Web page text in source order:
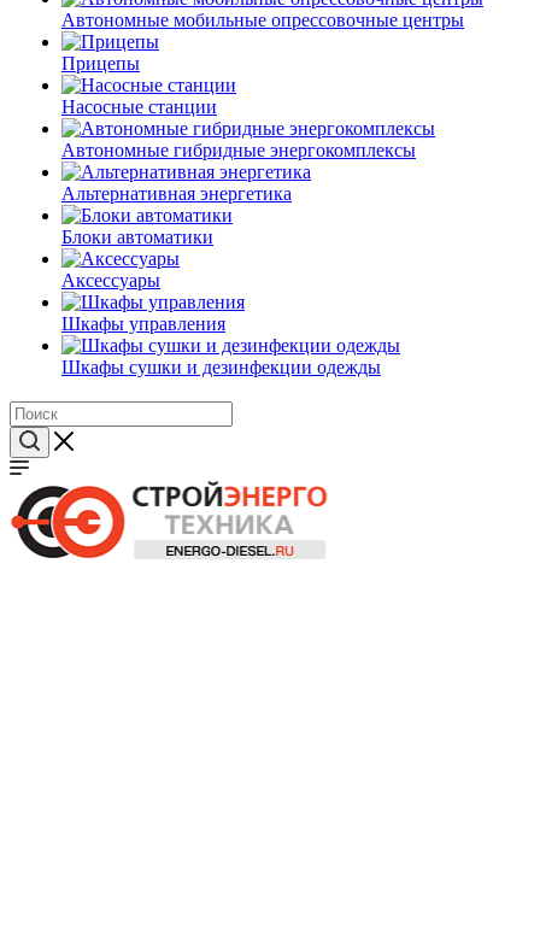
Автономные мобильные опрессовочные центры
Прицепы
Насосные станции
Автономные гибридные энергокомплексы
Альтернативная энергетика
Блоки автоматики
Аксессуары
Шкафы управления
Шкафы сушки и дезинфекции одежды